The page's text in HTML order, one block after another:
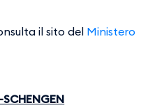
il sito del Ministero
SCHENGEN